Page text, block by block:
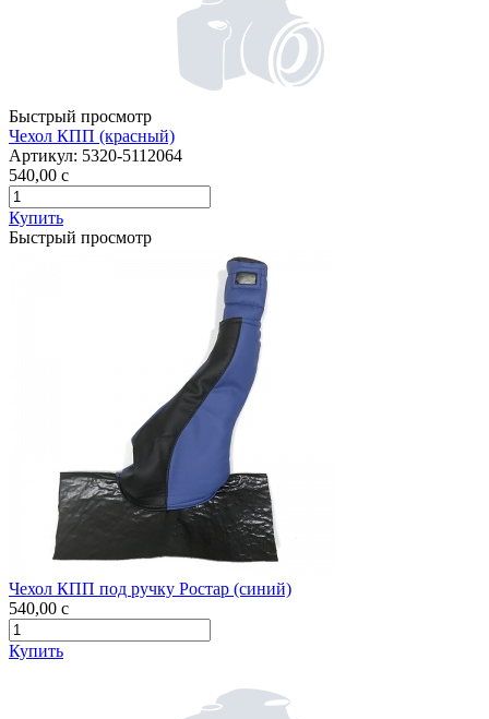
Быстрый просмотр
Чехол КПП (красный)
Артикул: 5320-5112064
540,00 c
Купить
Быстрый просмотр
Чехол КПП под ручку Ростар (синий)
540,00 c
Купить